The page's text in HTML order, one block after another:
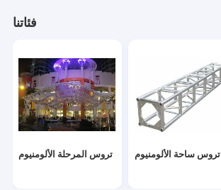
فئاتنا
تروس المرحلة الألومنيوم تروس ساحة الألومنيوم